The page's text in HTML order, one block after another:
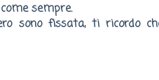
sempre.
sono fissata, ti ricordo